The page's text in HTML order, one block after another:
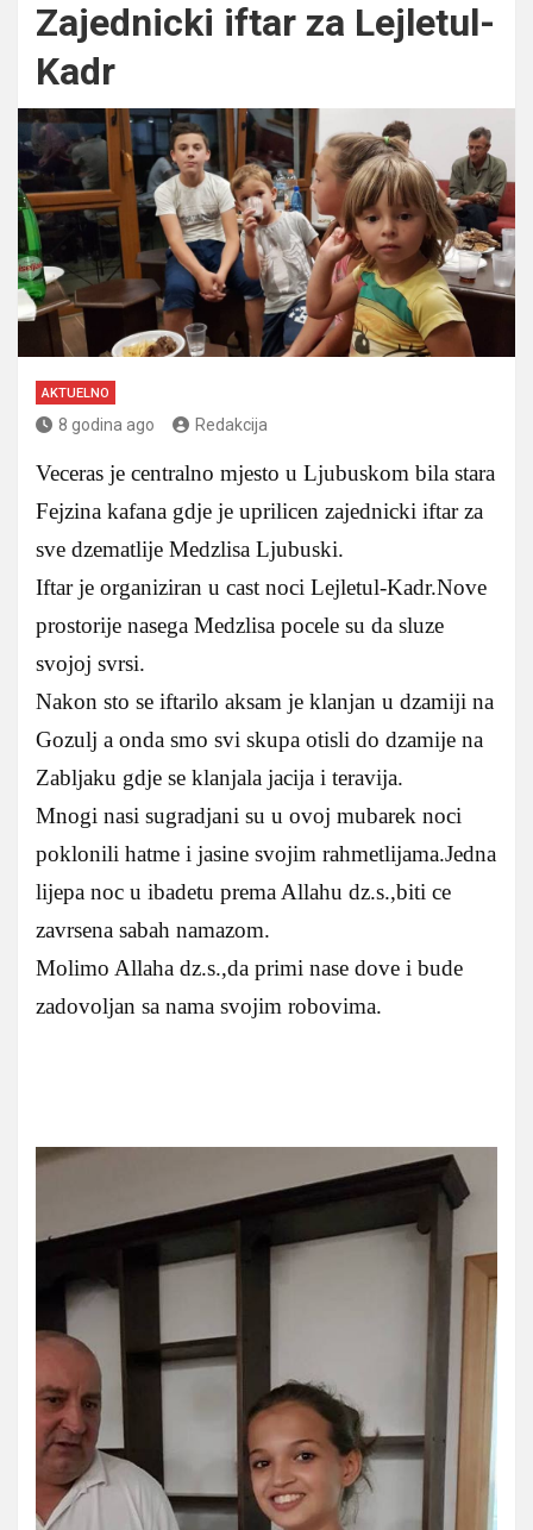
Zajednicki iftar za Lejletul-
Kadr
AKTUELNO
8 godina ago Redakcija
Veceras je centralno mjesto u Ljubuskom bila stara
Fejzina kafana gdje je uprilicen zajednicki iftar za
sve dzematlije Medzlisa Ljubuski.
Iftar je organiziran u cast noci Lejletul-Kadr.Nove
prostorije nasega Medzlisa pocele su da sluze
svojoj svrsi.
Nakon sto se iftarilo aksam je klanjan u dzamiji na
Gozulj a onda smo svi skupa otisli do dzamije na
Zabljaku gdje se klanjala jacija i teravija.
Mnogi nasi sugradjani su u ovoj mubarek noci
poklonili hatme i jasine svojim rahmetlijama.Jedna
lijepa noc u ibadetu prema Allahu dz.s.,biti ce
zavrsena sabah namazom.
Molimo Allaha dz.s.,da primi nase dove i bude
zadovoljan sa nama svojim robovima.